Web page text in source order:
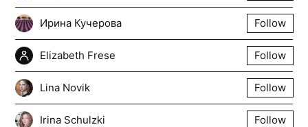
Татьяна Венедиктова
Follow +13
Ирина Кучерова Follow
Elizabeth Frese Follow
Lina Novik Follow
Irina Schulzki Follow